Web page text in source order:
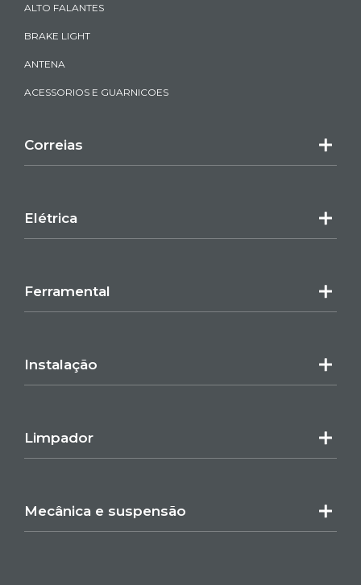
ALTO FALANTES
BRAKE LIGHT
ANTENA
ACESSORIOS E GUARNICOES
Correias
Elétrica
Ferramental
Instalação
Limpador
Mecânica e suspensão